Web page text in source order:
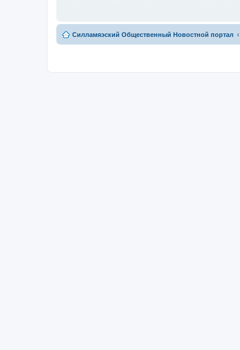
Силламяэский Общественный Новостной портал